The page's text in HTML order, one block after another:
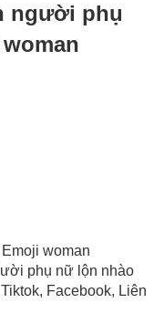
người phụ
woman
phụ nữ lộn nhào
Facebook, Liên